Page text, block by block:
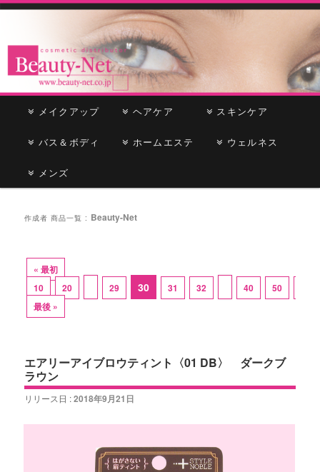
Beauty-Net
cosmetic distributor
ー
メ
イ
ン
テ
ン
へ
移
サ
ブ
コ
ン
ツ
移
動
メイクアップ ヘアケア スキンケア
バス＆ボディ ホームエステ ウェルネス
メンズ
作成者 商品一覧 : Beauty-Net
« 最初
10
20 29 30 31 32 40 50
最後 »
エアリーアイブロウティント〈01 DB〉 ダークブ
ラウン
リリース日 :2018年9月21日